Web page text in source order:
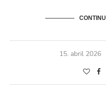
15. abril 2026